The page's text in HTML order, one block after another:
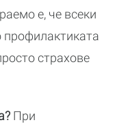
е, че всеки
профилактиката
страхове
При